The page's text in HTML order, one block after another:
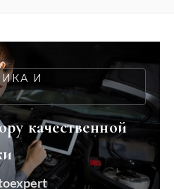
И
качественной